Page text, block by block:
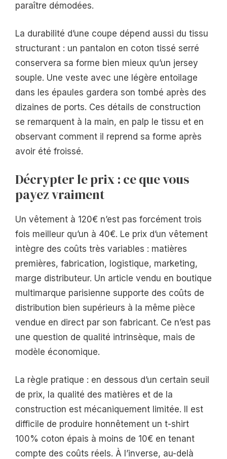
paraître démodées.
La durabilité d’une coupe dépend aussi du tissu
structurant : un pantalon en coton tissé serré
conservera sa forme bien mieux qu’un jersey
souple. Une veste avec une légère entoilage
dans les épaules gardera son tombé après des
dizaines de ports. Ces détails de construction
se remarquent à la main, en palp le tissu et en
observant comment il reprend sa forme après
avoir été froissé.
Décrypter le prix : ce que vous
payez vraiment
Un vêtement à 120€ n’est pas forcément trois
fois meilleur qu’un à 40€. Le prix d’un vêtement
intègre des coûts très variables : matières
premières, fabrication, logistique, marketing,
marge distributeur. Un article vendu en boutique
multimarque parisienne supporte des coûts de
distribution bien supérieurs à la même pièce
vendue en direct par son fabricant. Ce n’est pas
une question de qualité intrinsèque, mais de
modèle économique.
La règle pratique : en dessous d’un certain seuil
de prix, la qualité des matières et de la
construction est mécaniquement limitée. Il est
difficile de produire honnêtement un t-shirt
100% coton épais à moins de 10€ en tenant
compte des coûts réels. À l’inverse, au-delà